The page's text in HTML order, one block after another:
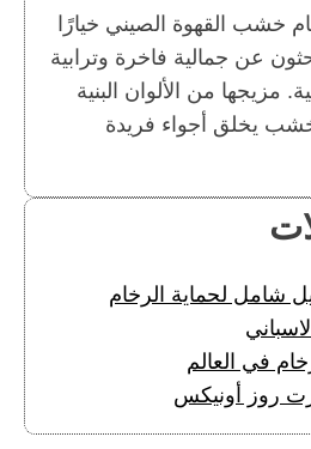
خشب القهوة الصيني خيارًا
عن جمالية فاخرة وترابية
مزيجها من الألوان البنية
يخلق أجواء فريدة
شامل لحماية الرخام
في العالم
روز أونيكس